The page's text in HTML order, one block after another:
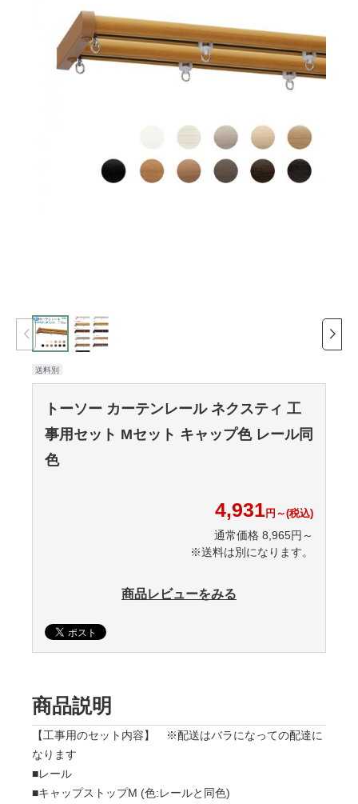
送料別
トーソー カーテンレール ネクスティ 工
事用セット Mセット キャップ色 レール同
色
4,931円～(税込)
通常価格 8,965円～
※送料は別になります。
商品レビューをみる
商品説明
【工事用のセット内容】 ※配送はバラになっての配達に
なります
■レール
■キャップストップM (色:レールと同色)